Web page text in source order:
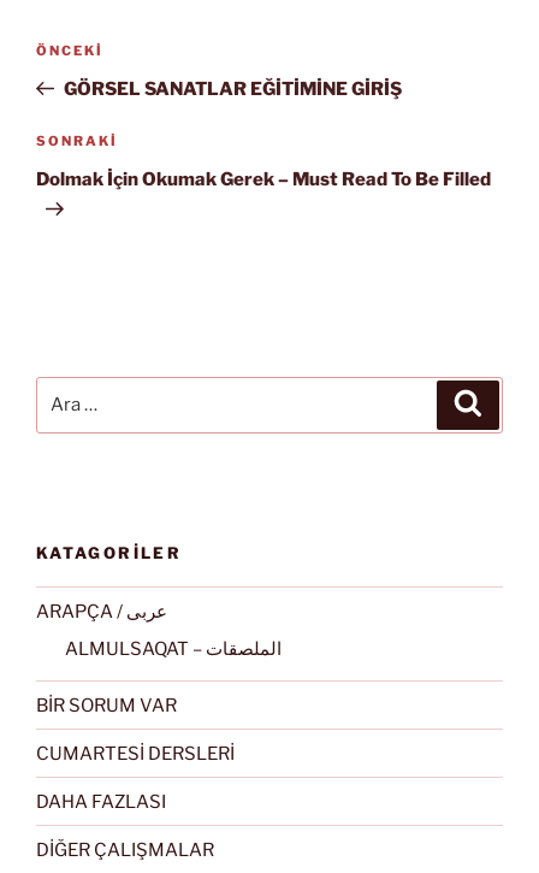
Yazı
gezinmesi
Önceki
Yazı
ÖNCEKI
GÖRSEL SANATLAR EĞİTİMİNE GİRİŞ
Sonraki
Yazı
SONRAKI
Dolmak İçin Okumak Gerek – Must Read To Be Filled
KATAGORİLER
ARAPÇA / عربى
ALMULSAQAT – الملصقات
BİR SORUM VAR
CUMARTESİ DERSLERİ
DAHA FAZLASI
DİĞER ÇALIŞMALAR